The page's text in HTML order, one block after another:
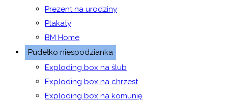
Prezent na urodziny
Plakaty
BM Home
Pudełko niespodzianka
Exploding box na ślub
Exploding box na chrzest
Exploding box na komunię